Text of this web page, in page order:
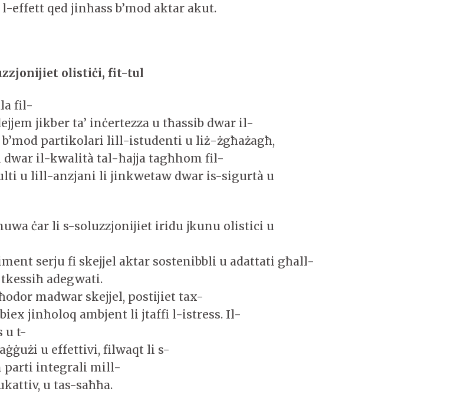
effett qed jinħass b’mod aktar akut.
olistiċi, fit-tul
fil-
jikber ta’ inċertezza u tħassib dwar il-
b’mod partikolari lill-istudenti u liż-żgħażagħ,
dwar il-kwalità tal-ħajja tagħhom fil-
u lill-anzjani li jinkwetaw dwar is-sigurtà u
ċar li s-soluzzjonijiet iridu jkunu olistici u
serju fi skejjel aktar sostenibbli u adattati għall-
adegwati.
madwar skejjel, postijiet tax-
jinħoloq ambjent li jtaffi l-istress. Il-
u t-
u effettivi, filwaqt li s-
parti integrali mill-
u tas-saħħa.